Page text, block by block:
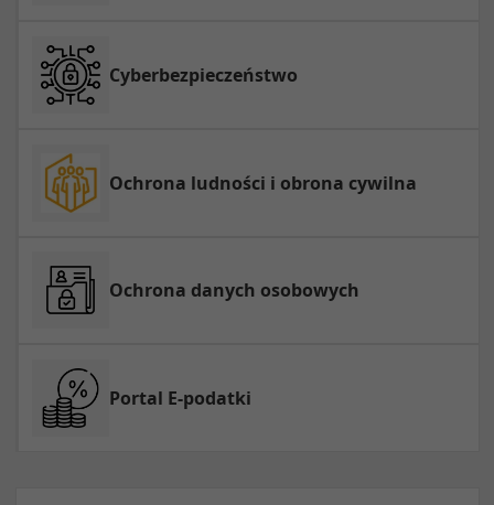
Cyberbezpieczeństwo
Ochrona ludności i obrona cywilna
Ochrona danych osobowych
Portal E-podatki